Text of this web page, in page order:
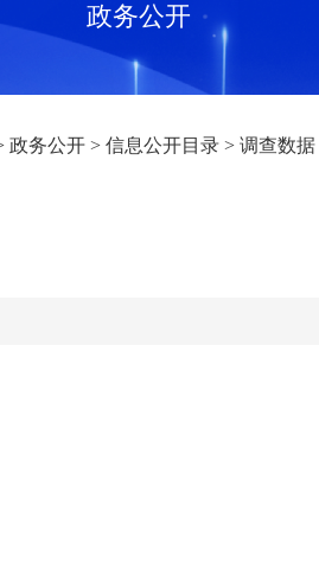
政务公开
政务公开 > 信息公开目录 > 调查数据